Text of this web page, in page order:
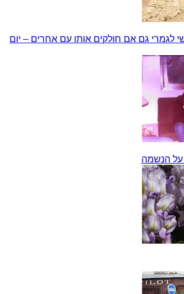
לגמרי גם אם חולקים אותו עם אחרים – יום
הנשמה